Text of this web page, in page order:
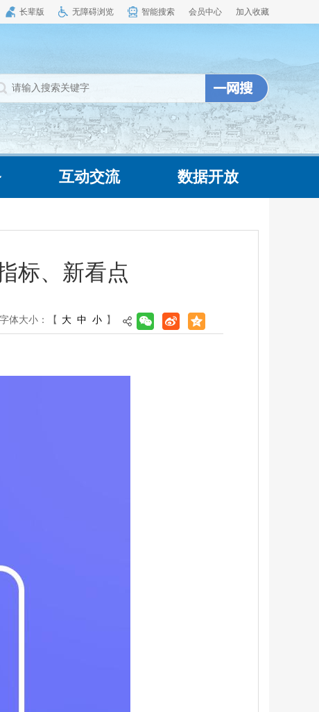
长辈版 无障碍浏览 智能搜索 会员中心 加入收藏
互动交流 数据开放
标、新看点
字体大小： 【 大 中 小 】